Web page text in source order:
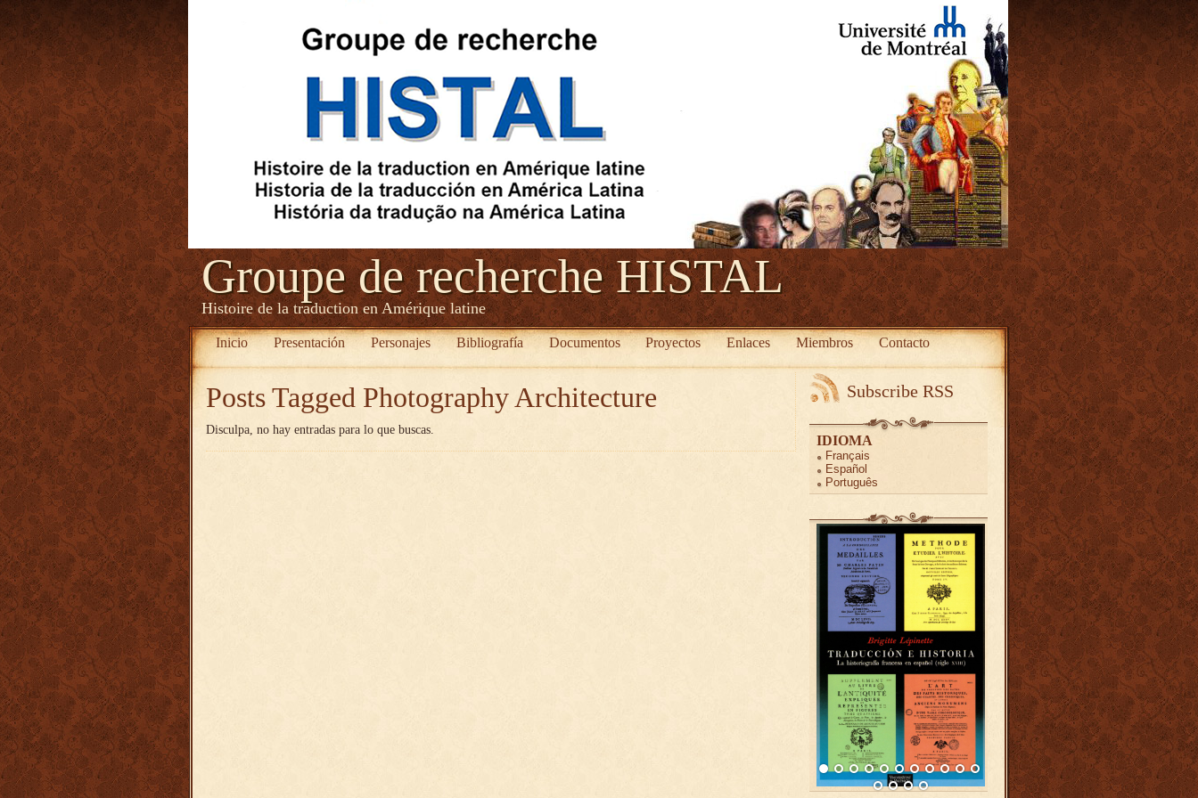
Groupe de recherche HISTAL
Histoire de la traduction en Amérique latine
Inicio Presentación Personajes Bibliografía Documentos Proyectos Enlaces Miembros Contacto
Posts Tagged Photography Architecture
Disculpa, no hay entradas para lo que buscas.
Subscribe RSS
IDIOMA
Français
Español
Português